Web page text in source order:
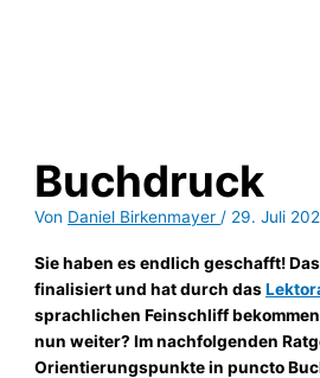
Buchdruck
Von Daniel Birkenmayer / 29. Juli
Sie haben es endlich geschafft!
finalisiert und hat durch das
sprachlichen Feinschliff
nun weiter? Im nachfolgenden
Orientierungspunkte in puncto